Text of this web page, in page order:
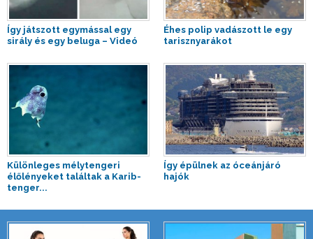
Így játszott egymással egy
sirály és egy beluga – Videó
Éhes polip vadászott le egy
tarisznyarákot
Különleges mélytengeri
élőlényeket találtak a Karib-
tenger...
Így épülnek az óceánjáró
hajók